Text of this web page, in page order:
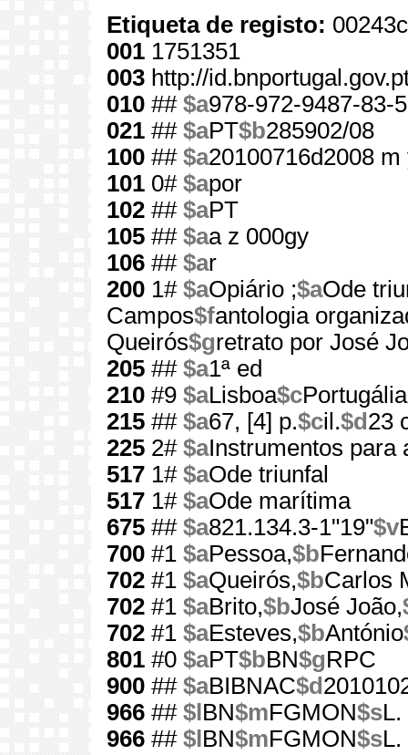
Etiqueta de registo:
001 1751351
003 http://
010 ## $a978-972-9487-83-5
021 ## $aPT$b285902/08
100 ## $a20100716d2008
101 0# $apor
102 ## $aPT
105 ## $aa z 000gy
106 ## $ar
200 1# $aOpiário ;$aOde
Campos$fantologia
Queirós$gretrato por José
205 ## $a1ª ed
210 #9 $aLisboa$c
215 ## $a67, [4] p.$cil.$d 23
225 2# $aInstrumentos para
517 1# $aOde triunfal
517 1# $aOde marítima
675 ## $a821.134.3-1"19"$v
700 #1 $aPessoa,$b
702 #1 $aQueirós,$bCarlos
702 #1 $aBrito,$bJosé João,
702 #1 $aEsteves,$bAntónio
801 #0 $aPT$bBN$gRPC
900 ## $aBIBNAC$d
966 ## $l BN$mFGMON$sL.
966 ## $l BN$mFGMON$sL.